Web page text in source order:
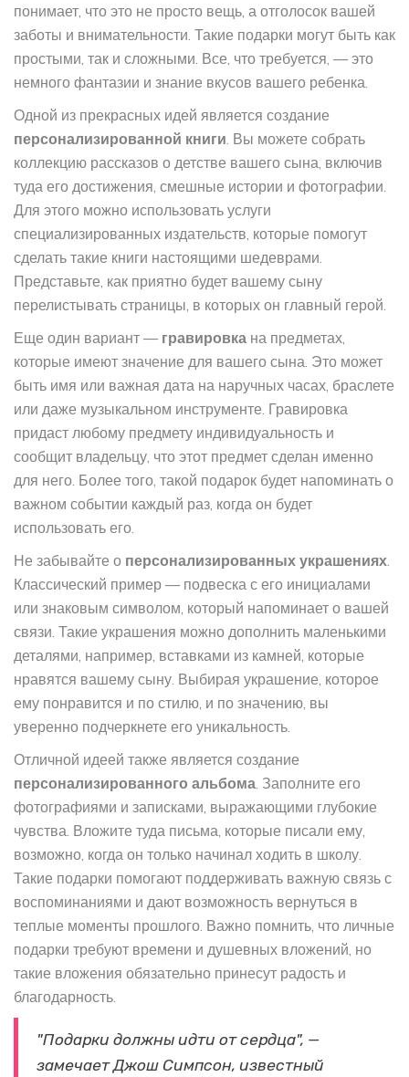
понимает, что это не просто вещь, а отголосок вашей
заботы и внимательности. Такие подарки могут быть как
простыми, так и сложными. Все, что требуется, — это
немного фантазии и знание вкусов вашего ребенка.
Одной из прекрасных идей является создание
персонализированной книги. Вы можете собрать
коллекцию рассказов о детстве вашего сына, включив
туда его достижения, смешные истории и фотографии.
Для этого можно использовать услуги
специализированных издательств, которые помогут
сделать такие книги настоящими шедеврами.
Представьте, как приятно будет вашему сыну
перелистывать страницы, в которых он главный герой.
Еще один вариант — гравировка на предметах,
которые имеют значение для вашего сына. Это может
быть имя или важная дата на наручных часах, браслете
или даже музыкальном инструменте. Гравировка
придаст любому предмету индивидуальность и
сообщит владельцу, что этот предмет сделан именно
для него. Более того, такой подарок будет напоминать о
важном событии каждый раз, когда он будет
использовать его.
Не забывайте о персонализированных украшениях.
Классический пример — подвеска с его инициалами
или знаковым символом, который напоминает о вашей
связи. Такие украшения можно дополнить маленькими
деталями, например, вставками из камней, которые
нравятся вашему сыну. Выбирая украшение, которое
ему понравится и по стилю, и по значению, вы
уверенно подчеркнете его уникальность.
Отличной идеей также является создание
персонализированного альбома. Заполните его
фотографиями и записками, выражающими глубокие
чувства. Вложите туда письма, которые писали ему,
возможно, когда он только начинал ходить в школу.
Такие подарки помогают поддерживать важную связь с
воспоминаниями и дают возможность вернуться в
теплые моменты прошлого. Важно помнить, что личные
подарки требуют времени и душевных вложений, но
такие вложения обязательно принесут радость и
благодарность.
"Подарки должны идти от сердца", —
замечает Джош Симпсон, известный